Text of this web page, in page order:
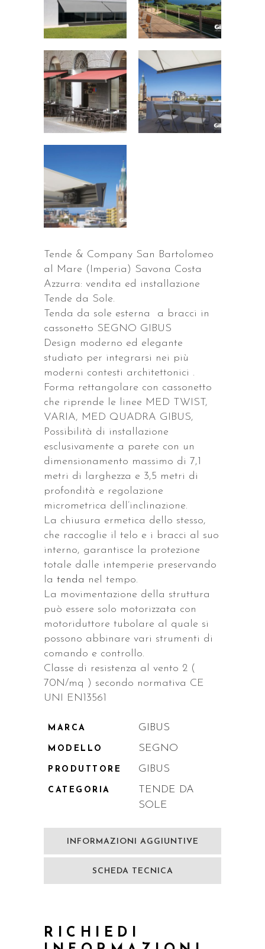
Tende & Company San Bartolomeo
al Mare (Imperia) Savona Costa
Azzurra: vendita ed installazione
Tende da Sole.
Tenda da sole esterna a bracci in
cassonetto SEGNO GIBUS
Design moderno ed elegante
studiato per integrarsi nei più
moderni contesti architettonici .
Forma rettangolare con cassonetto
che riprende le linee MED TWIST,
VARIA, MED QUADRA GIBUS,
Possibilità di installazione
esclusivamente a parete con un
dimensionamento massimo di 7,1
metri di larghezza e 3,5 metri di
profondità e regolazione
micrometrica dell’inclinazione.
La chiusura ermetica dello stesso,
che raccoglie il telo e i bracci al suo
interno, garantisce la protezione
totale dalle intemperie preservando
la tenda nel tempo.
La movimentazione della struttura
può essere solo motorizzata con
motoriduttore tubolare al quale si
possono abbinare vari strumenti di
comando e controllo.
Classe di resistenza al vento 2 (
70N/mq ) secondo normativa CE
UNI EN13561
MARCA GIBUS
MODELLO SEGNO
PRODUTTORE GIBUS
CATEGORIA
TENDE DA
SOLE
INFORMAZIONI AGGIUNTIVE
SCHEDA TECNICA
RICHIEDI